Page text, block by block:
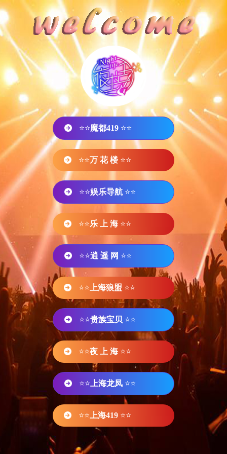
⭐⭐魔都419 ⭐⭐
⭐⭐万 花 楼 ⭐⭐
⭐⭐娱乐导航 ⭐⭐
⭐⭐乐 上 海 ⭐⭐
⭐⭐逍 遥 网 ⭐⭐
⭐⭐ 上海狼盟 ⭐⭐
⭐⭐贵族宝贝 ⭐⭐
⭐⭐夜 上 海 ⭐⭐
⭐⭐ 上海龙凤 ⭐⭐
⭐⭐ 上海419 ⭐⭐